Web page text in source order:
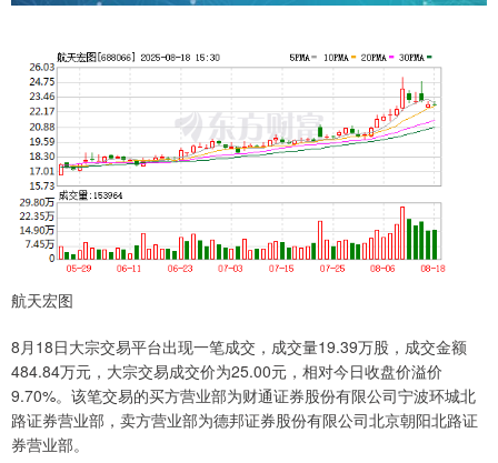
航天宏图
8月18日大宗交易平台出现一笔成交，成交量19.39万股，成交金额
484.84万元，大宗交易成交价为25.00元，相对今日收盘价溢价
9.70%。该笔交易的买方营业部为财通证券股份有限公司宁波环城北
路证券营业部，卖方营业部为德邦证券股份有限公司北京朝阳北路证
券营业部。